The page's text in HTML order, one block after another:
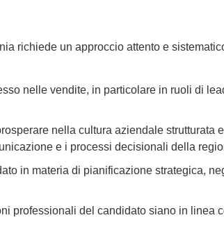
richiede un approccio attento e
nelle vendite, in particolare in ruoli di
nella cultura aziendale strutturata
e i processi decisionali della
in materia di pianificazione strategica,
professionali del candidato siano in linea